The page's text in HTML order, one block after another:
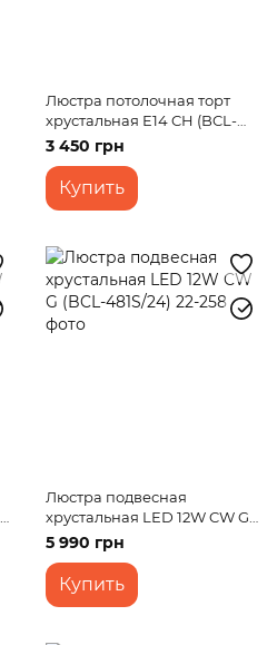
Люстра потолочная торт
хрустальная E14 CH (BCL-
459C/3)
3 450 грн
Купить
Люстра подвесная
хрустальная LED 12W CW G
(BCL-481S/24)
5 990 грн
Купить